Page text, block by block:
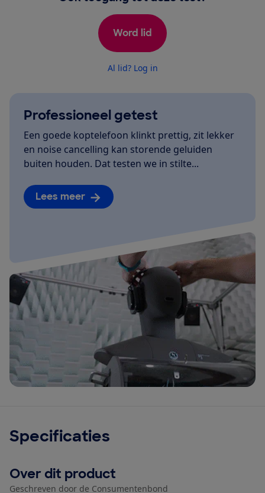
Word lid
Al lid? Log in
Professioneel getest
Een goede koptelefoon klinkt prettig, zit lekker
en noise cancelling kan storende geluiden
buiten houden. Dat testen we in stilte...
Lees meer
Specificaties
Over dit product
Geschreven door de Consumentenbond